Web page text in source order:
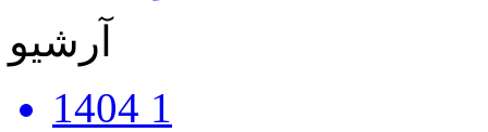
آرشیو
1404 1